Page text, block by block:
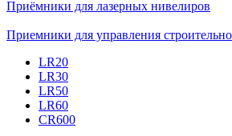
Приёмники для лазерных нивелиров
Приемники для управления
LR20
LR30
LR50
LR60
CR600